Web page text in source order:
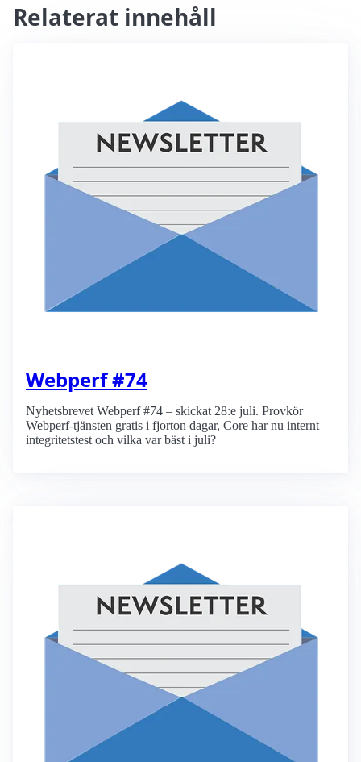
Relaterat innehåll
Webperf #74
Nyhetsbrevet Webperf #74 – skickat 28:e juli. Provkör
Webperf-tjänsten gratis i fjorton dagar, Core har nu internt
integritetstest och vilka var bäst i juli?